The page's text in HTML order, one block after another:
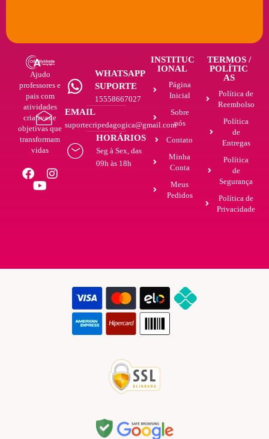
Ajudo
professores e
pais com
atividades
criativas e
objetivas que
transformam
vidas
WHATSAPP
SUPORTE
15558667027
EMAIL
suportecripedagogica@gmail.com
HORÁRIOS
Seg à Sex, das
09h às 18h
INSTITUC
IONAL
Página
Inicial
Sobre
nós
Contato
Minha
Conta
Meus
Pedidos
TERMOS /
POLÍTIC
AS
Política de
Reembolso
Política
de
Entregas
Política
de
Segurança
Política de
Privacidade